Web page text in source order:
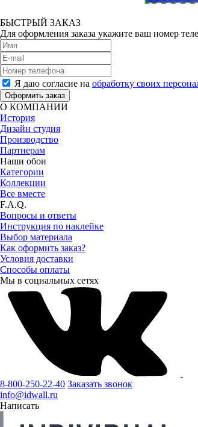
БЫСТРЫЙ ЗАКАЗ
Для оформления заказа укажите ваш номер
Я даю согласие на обработку своих
Оформить заказ
О КОМПАНИИ
История
Дизайн студия
Производство
Партнерам
Наши обои
Категории
Коллекции
Все вместе
F.A.Q.
Вопросы и ответы
Инструкция по наклейке
Выбор материала
Как оформить заказ?
Условия доставки
Способы оплаты
Мы в социальных сетях
8-800-250-22-40 Заказать звонок
info@idwall.ru
Написать